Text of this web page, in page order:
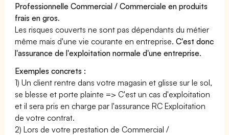
Professionnelle Commercial / Commerciale en produits
frais en gros.
Les risques couverts ne sont pas dépendants du métier
même mais d'une vie courante en entreprise.C'est donc
l'assurance de l'exploitation normale d'une entreprise.
Exemples concrets :
1) Un client rentre dans votre magasin et glisse sur le sol,
se blesse et porte plainte => C'est un cas d'exploitation
et il sera pris en charge par l'assurance RC Exploitation
de votre contrat.
2) Lors de votre prestation de Commercial /